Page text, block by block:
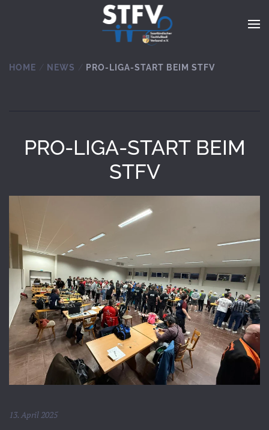
Zum Hauptinhalt springen
HOME NEWS PRO-LIGA-START BEIM STFV
PRO-LIGA-START BEIM
STFV
13. April 2025